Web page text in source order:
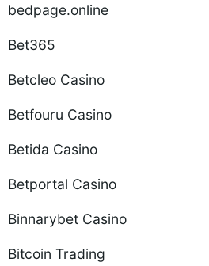
bedpage.online
Bet365
Betcleo Casino
Betfouru Casino
Betida Casino
Betportal Casino
Binnarybet Casino
Bitcoin Trading